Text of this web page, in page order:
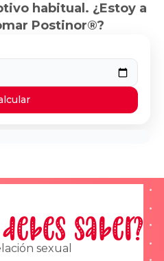
habitual. ¿Estoy a
Postinor®?
saber?
sexual